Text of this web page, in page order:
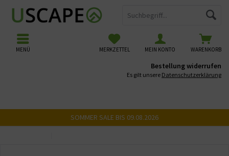
WARENKORB
MERKZETTEL MEIN KONTO
MENÜ
Bestellung widerrufen
Es gilt unsere Datenschutzerklärung
SOMMER SALE BIS 09.08.2026